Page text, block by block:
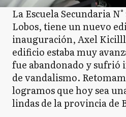
La Escuela Secundaria
Lobos, tiene un nuevo
inauguración, Axel
edificio estaba muy
fue abandonado y sufrió
de vandalismo.
logramos que hoy sea
lindas de la provincia de